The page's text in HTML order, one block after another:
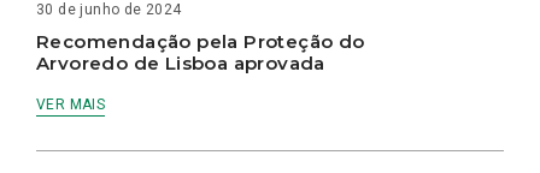
30 de junho de 2024
Recomendação pela Proteção do
Arvoredo de Lisboa aprovada
VER MAIS